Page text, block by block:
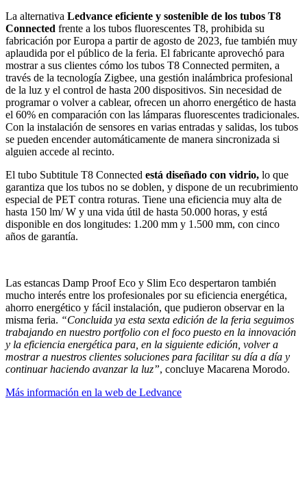
La alternativa Ledvance eficiente y sostenible de los tubos T8
Connected frente a los tubos fluorescentes T8, prohibida su
fabricación por Europa a partir de agosto de 2023, fue también muy
aplaudida por el público de la feria. El fabricante aprovechó para
mostrar a sus clientes cómo los tubos T8 Connected permiten, a
través de la tecnología Zigbee, una gestión inalámbrica profesional
de la luz y el control de hasta 200 dispositivos. Sin necesidad de
programar o volver a cablear, ofrecen un ahorro energético de hasta
el 60% en comparación con las lámparas fluorescentes tradicionales.
Con la instalación de sensores en varias entradas y salidas, los tubos
se pueden encender automáticamente de manera sincronizada si
alguien accede al recinto.
El tubo Subtitule T8 Connected está diseñado con vidrio, lo que
garantiza que los tubos no se doblen, y dispone de un recubrimiento
especial de PET contra roturas. Tiene una eficiencia muy alta de
hasta 150 lm/ W y una vida útil de hasta 50.000 horas, y está
disponible en dos longitudes: 1.200 mm y 1.500 mm, con cinco
años de garantía.
Las estancas Damp Proof Eco y Slim Eco despertaron también
mucho interés entre los profesionales por su eficiencia energética,
ahorro energético y fácil instalación, que pudieron observar en la
misma feria. “Concluida ya esta sexta edición de la feria seguimos
trabajando en nuestro portfolio con el foco puesto en la innovación
y la eficiencia energética para, en la siguiente edición, volver a
mostrar a nuestros clientes soluciones para facilitar su día a día y
continuar haciendo avanzar la luz”, concluye Macarena Morodo.
Más información en la web de Ledvance